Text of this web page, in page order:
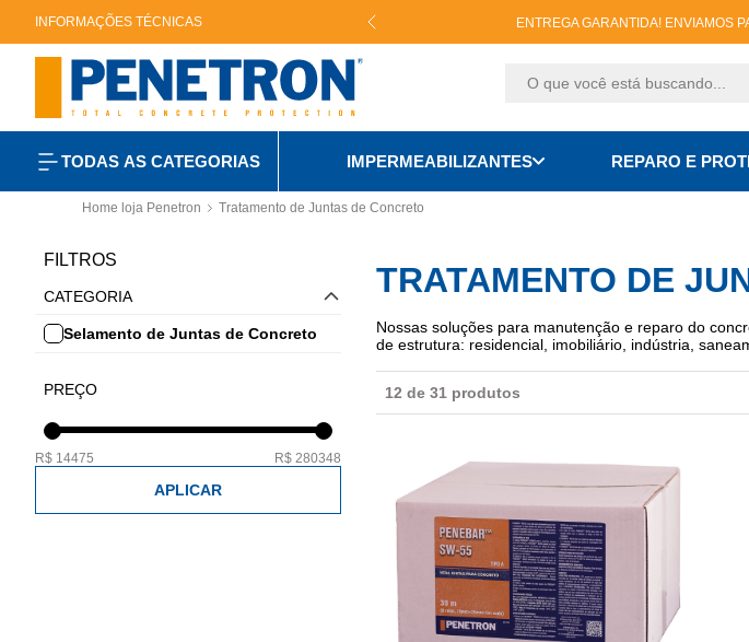
INFORMAÇÕES TÉCNICAS
100% SEGURA! SITE CONFIÁVEL. ENTREGA GARANTIDA! ENVIAMOS
TODAS AS CATEGORIAS IMPERMEABILIZANTES REPARO E
Home loja Penetron Tratamento de Juntas de Concreto
FILTROS
CATEGORIA
Selamento de Juntas de Concreto
PREÇO
APLICAR
TRATAMENTO DE
Nossas soluções para manutenção e reparo do
de estrutura: residencial, imobiliário, indústria,
12 de 31 produtos